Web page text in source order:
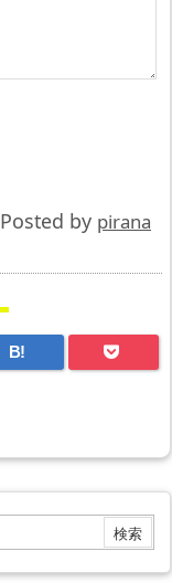
Posted by pirana
B!